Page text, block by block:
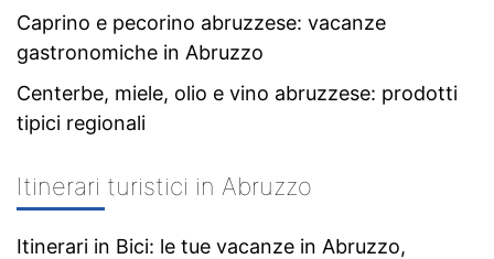
Caprino e pecorino abruzzese: vacanze
gastronomiche in Abruzzo
Centerbe, miele, olio e vino abruzzese: prodotti
tipici regionali
Itinerari turistici in Abruzzo
Itinerari in Bici: le tue vacanze in Abruzzo,